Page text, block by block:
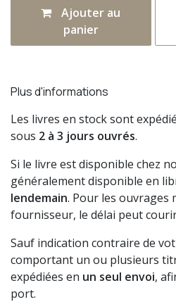
Ajouter au
panier
Plus d'informations
Les livres en stock sont
sous 2 à 3 jours ouvrés.
Si le livre est disponible chez
généralement disponible en
lendemain. Pour les ouvrages
fournisseur, le délai peut courir
Sauf indication contraire de
comportant un ou plusieurs
expédiées en un seul envoi,
port.